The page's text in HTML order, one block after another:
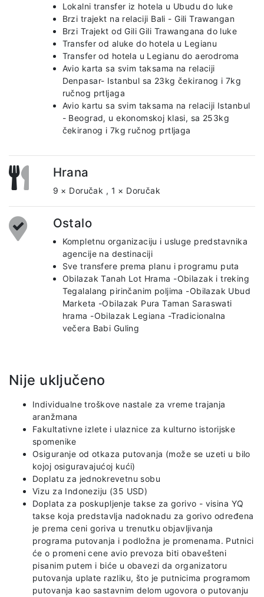
Lokalni transfer iz hotela u Ubudu do luke
Brzi trajekt na relaciji Bali - Gili Trawangan
Brzi Trajekt od Gili Gili Trawangana do luke
Transfer od aluke do hotela u Legianu
Transfer od hotela u Legianu do aerodroma
Avio karta sa svim taksama na relaciji
Denpasar- Istanbul sa 23kg čekiranog i 7kg
ručnog prtljaga
Avio kartu sa svim taksama na relaciji Istanbul
- Beograd, u ekonomskoj klasi, sa 253kg
čekiranog i 7kg ručnog prtljaga
Hrana
9 × Doručak , 1 × Doručak
Ostalo
Kompletnu organizaciju i usluge predstavnika
agencije na destinaciji
Sve transfere prema planu i programu puta
Obilazak Tanah Lot Hrama -Obilazak i treking
Tegalalang pirinčanim poljima -Obilazak Ubud
Marketa -Obilazak Pura Taman Saraswati
hrama -Obilazak Legiana -Tradicionalna
večera Babi Guling
Nije uključeno
Individualne troškove nastale za vreme trajanja
aranžmana
Fakultativne izlete i ulaznice za kulturno istorijske
spomenike
Osiguranje od otkaza putovanja (može se uzeti u bilo
kojoj osiguravajućoj kući)
Doplatu za jednokrevetnu sobu
Vizu za Indoneziju (35 USD)
Doplata za poskupljenje takse za gorivo - visina YQ
takse koja predstavlja nadoknadu za gorivo određena
je prema ceni goriva u trenutku objavljivanja
programa putovanja i podložna je promenama. Putnici
će o promeni cene avio prevoza biti obavešteni
pisanim putem i biće u obavezi da organizatoru
putovanja uplate razliku, što je putnicima programom
putovanja kao sastavnim delom ugovora o putovanju